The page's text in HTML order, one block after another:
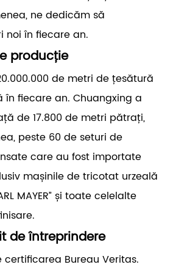
ne dedicăm să
noi în fiecare an.
producție
de metri de țesătură
fiecare an. Chuangxing a
de 17.800 de metri pătrați,
peste 60 de seturi de
care au fost importate
mașinile de tricotat urzeală
MAYER” și toate celelalte
de întreprindere
Bureau Veritas.